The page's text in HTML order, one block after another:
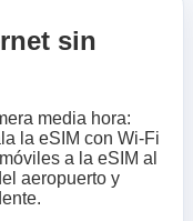
sin
media hora:
la eSIM con Wi‑Fi
a la eSIM al
aeropuerto y